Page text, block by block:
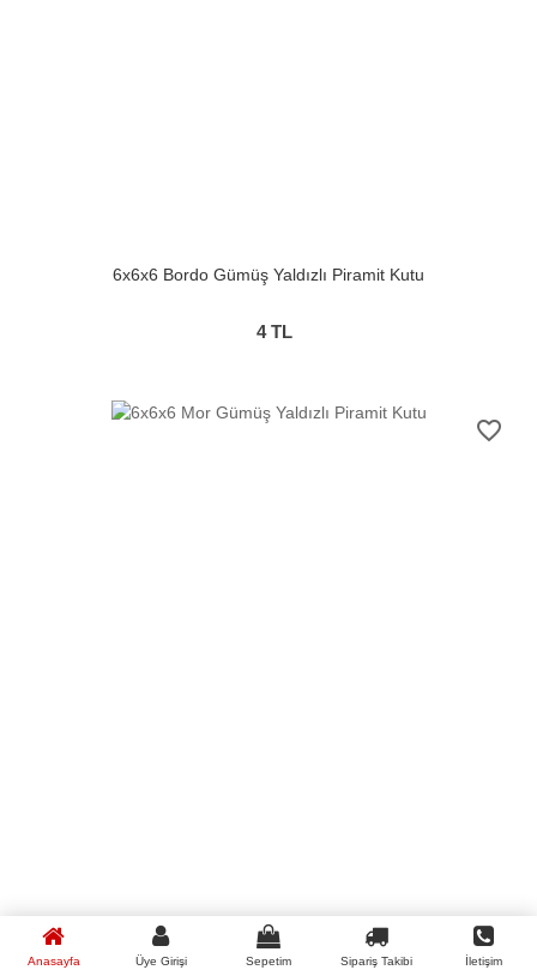
Anasayfa Üye Girişi Sepetim Sipariş Takibi İletişim
6x6x6 Bordo Gümüş Yaldızlı Piramit Kutu
4TL
favorite_border
6x6x6 Mor Gümüş Yaldızlı Piramit Kutu